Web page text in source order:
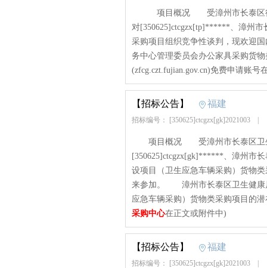
项目概况 受漳州市长泰区行政
对[350625]ctcgzx[tp]******、漳州市
采购项目组织竞争性谈判，现欢
务中心管理委员会办公家具采购货
(zfcg.czt.fujian.gov.cn)免费申请账号
【招标公告】 福建
招标编号： [350625]ctcgzx[gk]2021003
项目概况 受漳州市长泰区卫生
[350625]ctcgzx[gk]******、漳州市
设项目（卫生应急车辆采购）货物
来参加。 漳州市长泰区卫生健康
应急车辆采购）货物类采购项目的
采购中心在正文或附件中)
【招标公告】 福建
招标编号： [350625]ctcgzx[gk]2021003